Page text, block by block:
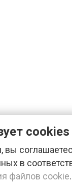
cookies
вы
в
файлов cookie.